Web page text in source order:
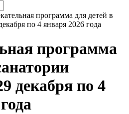
программа для детей в
по 4 января 2026 года
программа
декабря по 4